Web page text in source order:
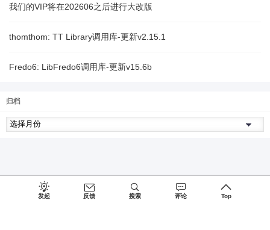
我们的VIP将在202606之后进行大改版
thomthom: TT Library调用库-更新v2.15.1
Fredo6: LibFredo6调用库-更新v15.6b
归档
发起 反馈 搜索 评论 Top